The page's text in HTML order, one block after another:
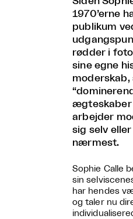
1970’erne
publikum
rødder i
sine egne
ægteskaber
arbejder
sig selv
nærmest.
Sophie Calle
sin
har hendes
og taler nu